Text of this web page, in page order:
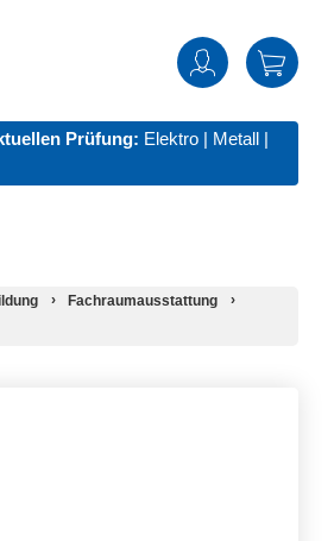
Prüfung: Elektro | Metall |
Fachraumausstattung